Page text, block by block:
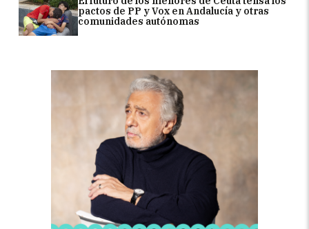
pactos de PP y Vox en Andalucía y otras
comunidades autónomas